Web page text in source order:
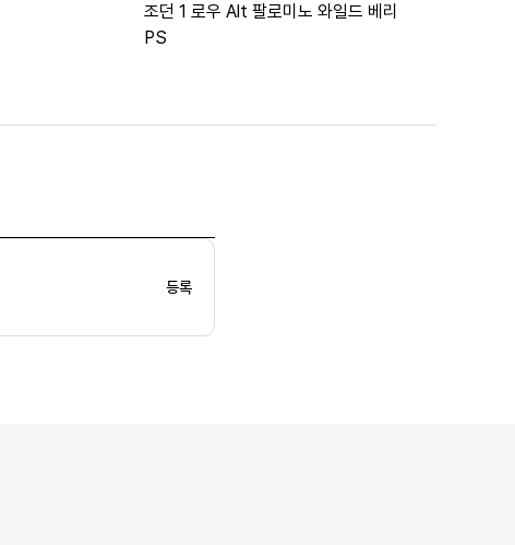
조던 1 로우 Alt 팔로미노 와일드 베리
PS
등록